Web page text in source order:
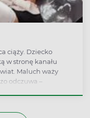
ciąży. Dziecko
w stronę kanału
Maluch waży
odczuwa –